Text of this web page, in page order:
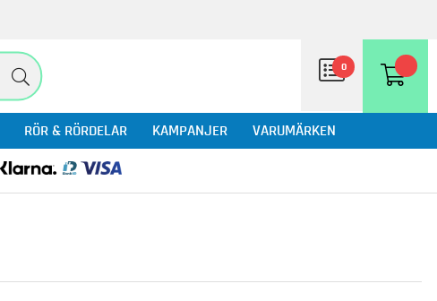
0
RÖR & RÖRDELAR KAMPANJER VARUMÄRKEN